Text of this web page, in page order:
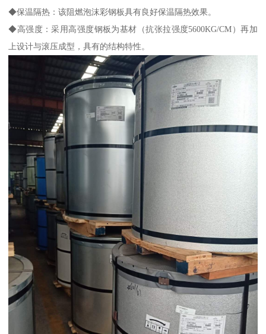
◆保温隔热：该阻燃泡沫彩钢板具有良好保温隔热效果。
◆高强度：采用高强度钢板为基材（抗张拉强度5600KG/CM）再加
上设计与滚压成型，具有的结构特性。